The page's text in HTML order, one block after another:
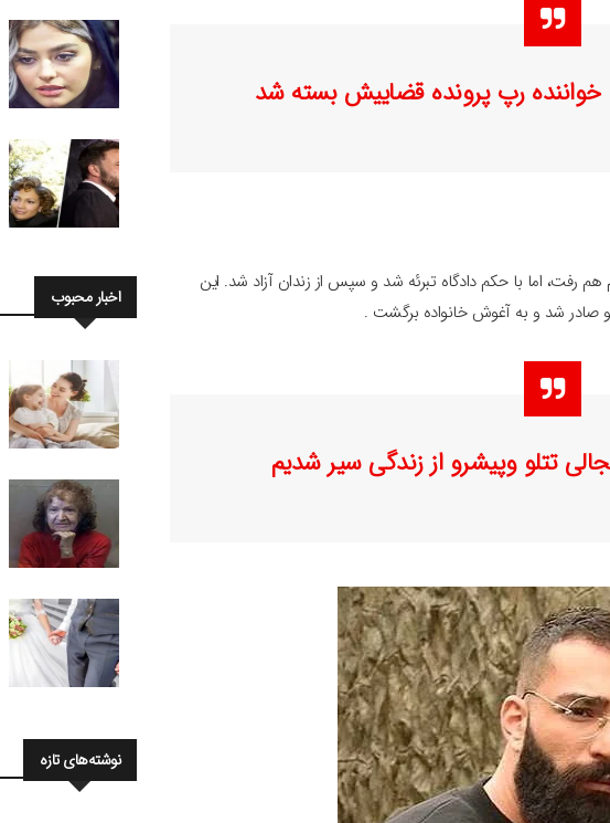
رپ پرونده قضاییش بسته شد
اما با حکم دادگاه تبرئه شد و سپس از زندان آزاد شد. این
او صادر شد و به آغوش خانواده برگشت .
تتلو وپیشرو از زندگی سیر شدیم
اخبار محبوب
نوشته‌های تازه